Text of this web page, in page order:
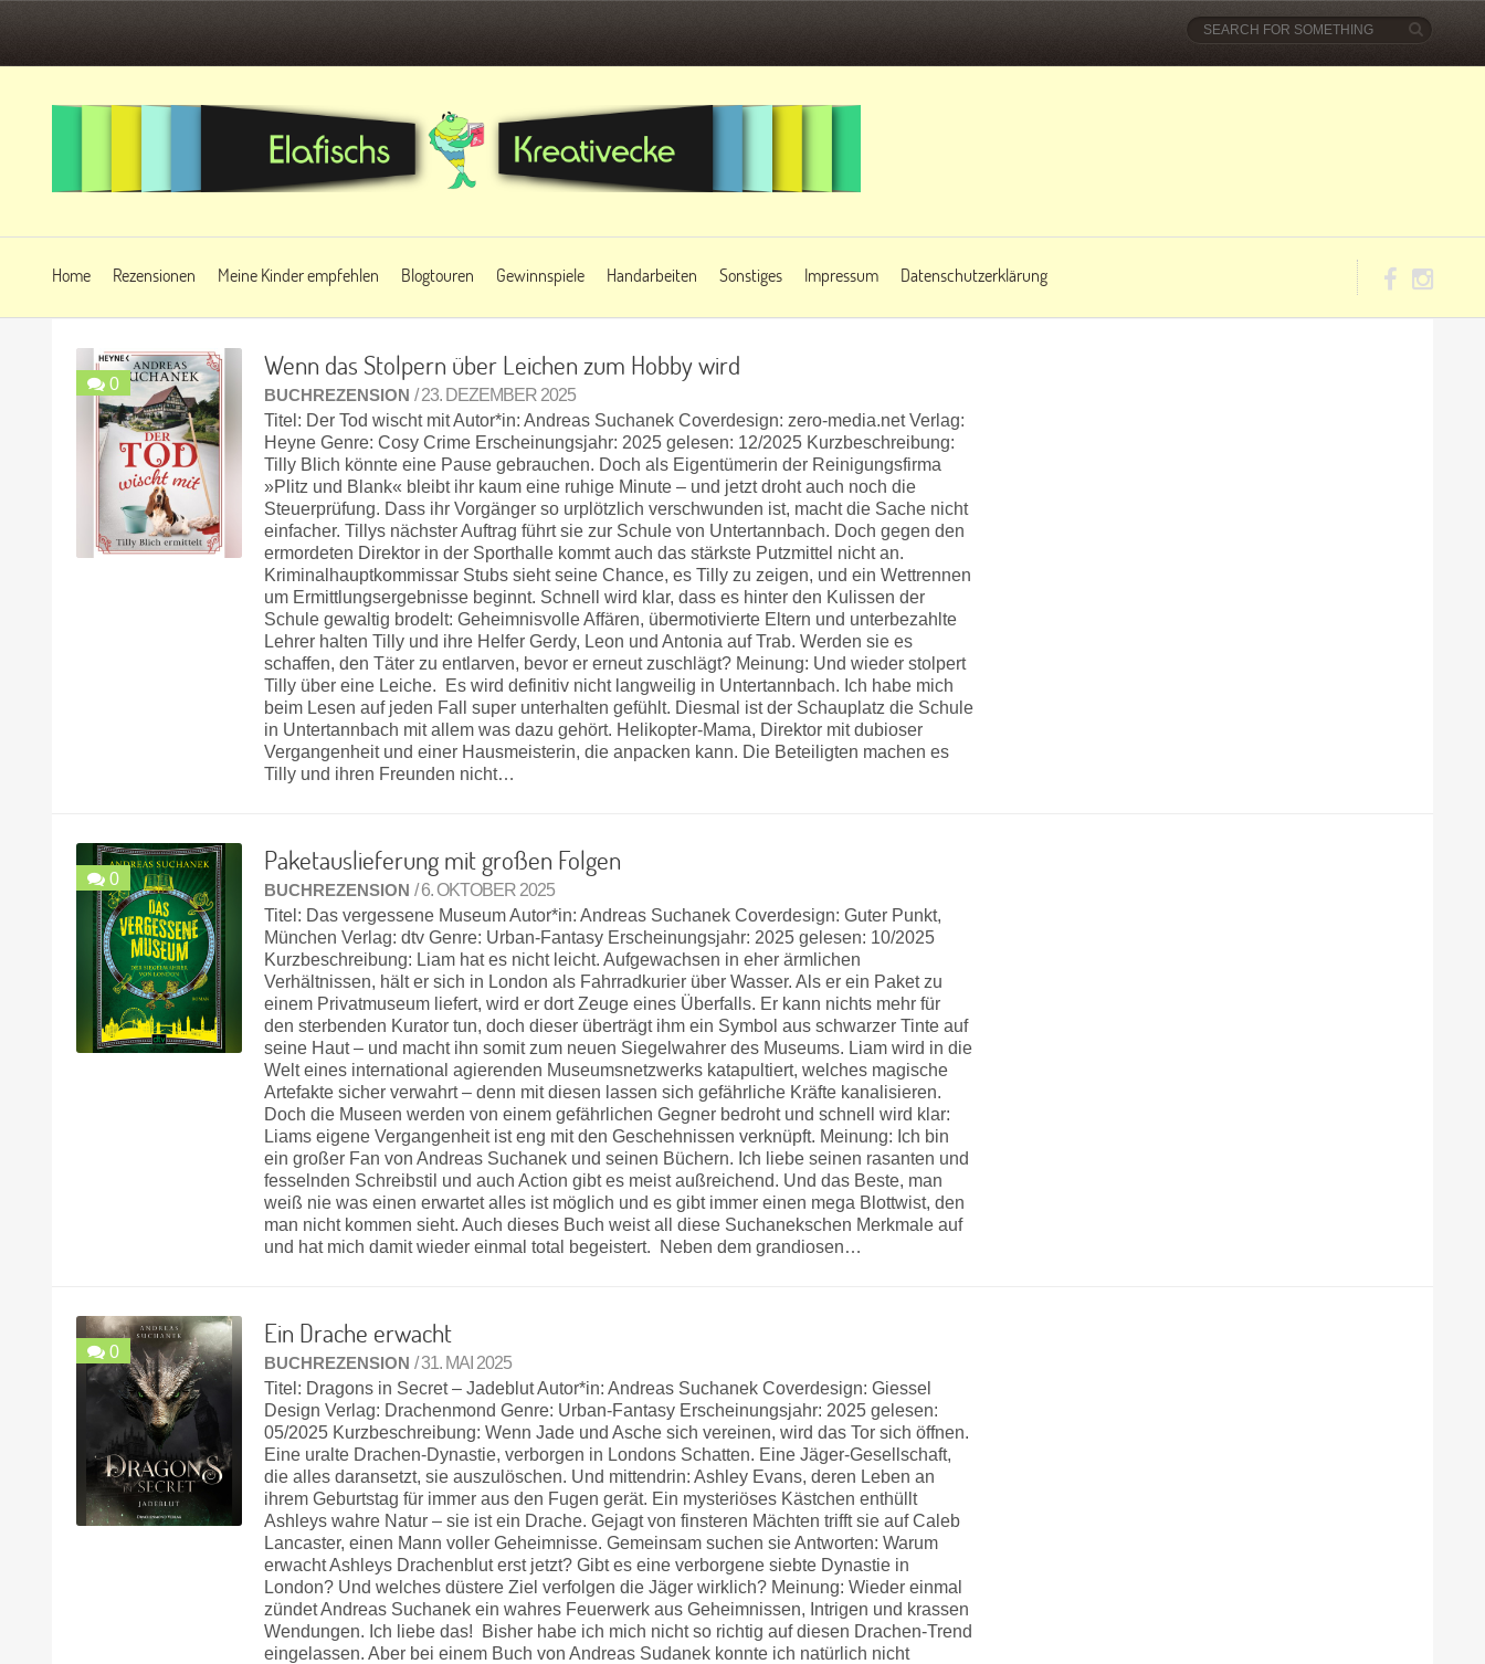
Home Rezensionen Meine Kinder empfehlen Blogtouren Gewinnspiele Handarbeiten Sonstiges Impressum Datenschutzerklärung
0
Wenn das Stolpern über Leichen zum Hobby wird
BUCHREZENSION / 23. DEZEMBER 2025
Titel: Der Tod wischt mit Autor*in: Andreas Suchanek Coverdesign: zero-media.net Verlag:
Heyne Genre: Cosy Crime Erscheinungsjahr: 2025 gelesen: 12/2025 Kurzbeschreibung:
Tilly Blich könnte eine Pause gebrauchen. Doch als Eigentümerin der Reinigungsfirma
»Plitz und Blank« bleibt ihr kaum eine ruhige Minute – und jetzt droht auch noch die
Steuerprüfung. Dass ihr Vorgänger so urplötzlich verschwunden ist, macht die Sache nicht
einfacher. Tillys nächster Auftrag führt sie zur Schule von Untertannbach. Doch gegen den
ermordeten Direktor in der Sporthalle kommt auch das stärkste Putzmittel nicht an.
Kriminalhauptkommissar Stubs sieht seine Chance, es Tilly zu zeigen, und ein Wettrennen
um Ermittlungsergebnisse beginnt. Schnell wird klar, dass es hinter den Kulissen der
Schule gewaltig brodelt: Geheimnisvolle Affären, übermotivierte Eltern und unterbezahlte
Lehrer halten Tilly und ihre Helfer Gerdy, Leon und Antonia auf Trab. Werden sie es
schaffen, den Täter zu entlarven, bevor er erneut zuschlägt? Meinung: Und wieder stolpert
Tilly über eine Leiche. Es wird definitiv nicht langweilig in Untertannbach. Ich habe mich
beim Lesen auf jeden Fall super unterhalten gefühlt. Diesmal ist der Schauplatz die Schule
in Untertannbach mit allem was dazu gehört. Helikopter-Mama, Direktor mit dubioser
Vergangenheit und einer Hausmeisterin, die anpacken kann. Die Beteiligten machen es
Tilly und ihren Freunden nicht…
0
Paketauslieferung mit großen Folgen
BUCHREZENSION / 6. OKTOBER 2025
Titel: Das vergessene Museum Autor*in: Andreas Suchanek Coverdesign: Guter Punkt,
München Verlag: dtv Genre: Urban-Fantasy Erscheinungsjahr: 2025 gelesen: 10/2025
Kurzbeschreibung: Liam hat es nicht leicht. Aufgewachsen in eher ärmlichen
Verhältnissen, hält er sich in London als Fahrradkurier über Wasser. Als er ein Paket zu
einem Privatmuseum liefert, wird er dort Zeuge eines Überfalls. Er kann nichts mehr für
den sterbenden Kurator tun, doch dieser überträgt ihm ein Symbol aus schwarzer Tinte auf
seine Haut – und macht ihn somit zum neuen Siegelwahrer des Museums. Liam wird in die
Welt eines international agierenden Museumsnetzwerks katapultiert, welches magische
Artefakte sicher verwahrt – denn mit diesen lassen sich gefährliche Kräfte kanalisieren.
Doch die Museen werden von einem gefährlichen Gegner bedroht und schnell wird klar:
Liams eigene Vergangenheit ist eng mit den Geschehnissen verknüpft. Meinung: Ich bin
ein großer Fan von Andreas Suchanek und seinen Büchern. Ich liebe seinen rasanten und
fesselnden Schreibstil und auch Action gibt es meist außreichend. Und das Beste, man
weiß nie was einen erwartet alles ist möglich und es gibt immer einen mega Blottwist, den
man nicht kommen sieht. Auch dieses Buch weist all diese Suchanekschen Merkmale auf
und hat mich damit wieder einmal total begeistert. Neben dem grandiosen…
0
Ein Drache erwacht
BUCHREZENSION / 31. MAI 2025
Titel: Dragons in Secret – Jadeblut Autor*in: Andreas Suchanek Coverdesign: Giessel
Design Verlag: Drachenmond Genre: Urban-Fantasy Erscheinungsjahr: 2025 gelesen:
05/2025 Kurzbeschreibung: Wenn Jade und Asche sich vereinen, wird das Tor sich öffnen.
Eine uralte Drachen-Dynastie, verborgen in Londons Schatten. Eine Jäger-Gesellschaft,
die alles daransetzt, sie auszulöschen. Und mittendrin: Ashley Evans, deren Leben an
ihrem Geburtstag für immer aus den Fugen gerät. Ein mysteriöses Kästchen enthüllt
Ashleys wahre Natur – sie ist ein Drache. Gejagt von finsteren Mächten trifft sie auf Caleb
Lancaster, einen Mann voller Geheimnisse. Gemeinsam suchen sie Antworten: Warum
erwacht Ashleys Drachenblut erst jetzt? Gibt es eine verborgene siebte Dynastie in
London? Und welches düstere Ziel verfolgen die Jäger wirklich? Meinung: Wieder einmal
zündet Andreas Suchanek ein wahres Feuerwerk aus Geheimnissen, Intrigen und krassen
Wendungen. Ich liebe das! Bisher habe ich mich nicht so richtig auf diesen Drachen-Trend
eingelassen. Aber bei einem Buch von Andreas Sudanek konnte ich natürlich nicht